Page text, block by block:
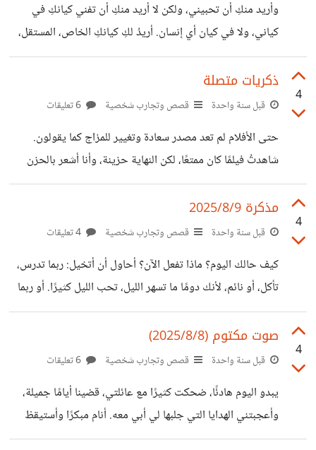
لقد اخطأتِ يا زينب . لم يكن من المفترض أن تدخلي طريقًا ليس
بطريقكِ لكن لا أعلم كيف فعلتِ
وأريد منكِ أن تحبيني، ولكن لا أريد منكِ أن تفني كيانكِ في
كياني، ولا في كيان أي إنسان. أريدُ لكِ كيانكِ الخاص، المستقل،
والثقة التي تنبعث من النفس لا من الآخرين. كنتُ أتصفح هاتفي
ورأيت هذا النص على أحد الفيديوهات، وتبادر إلى ذهني نص
كنتُ قد كتبته وأرسلته لي من قبل، لم أردّ عليها وقتها لكن بقيتُ
ما بداخلي قد انكسر، لا أعرف كيف أصف هذا، لكنني أحاول
4
ذكريات متصلة
قبل سنة واحدة قصص وتجارب شخصية
حتى الأفلام لم تعد مصدر سعادة وتغيير للمزاج كما يقولون.
شاهدتُ فيلمًا كان ممتعًا، لكن النهاية حزينة، وأنا أشعر بالحزن
الشديد، ربما لأنني حزينة أصلًا وهذا الفيلم دعم الحزن لدي. لكن
لا أعرف كيف أصف شعوري، فرغم حزني الشديد وعيوني التي
تدمع، لا أستطيع أن أذرف دمعة وأبكي كما كنت. والآن اكتشفت
لسنوات طويلة، لكنني كنت أتعايش معه. وتأتي أيام أعتقد أن هذا
الشيء انتهى، لكنه يعود أحيانًا. أكون سعيدة
4
مذكرة 2025/8/9
قبل سنة واحدة قصص وتجارب شخصية
كيف حالك اليوم؟ ماذا تفعل الآن؟ أحاول أن أتخيل: ربما تدرس،
تأكل، أو نائم، لأنك دومًا ما تسهر الليل، تحب الليل كثيرًا. أو ربما
تستمع لبعض الشعر، تقلّب بهاتفك، لا أعرف ماذا تفعل لكنني أفكر
بك. كم أتمنى أن تتذكرني ولو لجزء من الثانية، لكن ليس بتلك
الصورة التي رسمتها عني. ليتك تعرف حقيقتي، يا ليت كل هذا لم
أنا أعرف أن كل شيء انتهى الآن، ولكنني أحيانًا
4
صوت مكتوم (2025/8/8)
قبل سنة واحدة قصص وتجارب شخصية
يبدو اليوم هادئًا، ضحكت كثيرًا مع عائلتي، قضينا أيامًا جميلة،
وأعجبتني الهدايا التي جلبها لي أبي معه. أنام مبكرًا وأستيقظ
أبكر، شاهدت العديد من الأفلام الرائعة: Pride & Prejudice